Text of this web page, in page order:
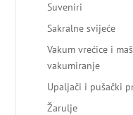
Suveniri
Sakralne svijeće
Vakum vrećice i
vakumiranje
Upaljači i pušački
Žarulje